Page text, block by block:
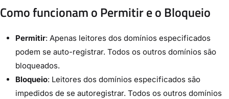
Como funcionam o Permitir e o Bloqueio
Permitir: Apenas leitores dos domínios especificados
podem se auto-registrar. Todos os outros domínios são
bloqueados.
Bloqueio: Leitores dos domínios especificados são
impedidos de se autoregistrar. Todos os outros domínios